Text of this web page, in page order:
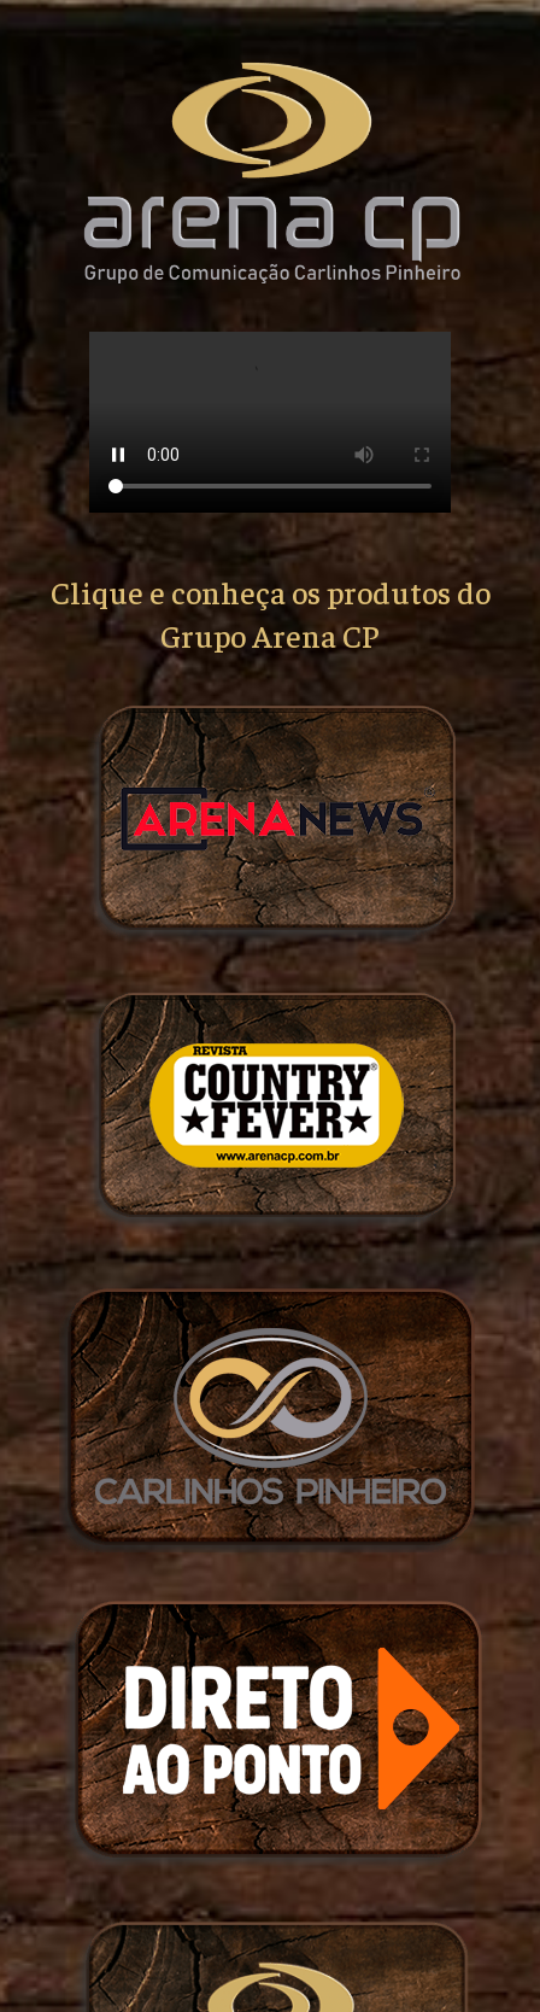
Clique e conheça os produtos do
Grupo Arena CP